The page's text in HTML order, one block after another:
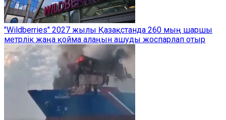
"Wildberries" 2027 жылы Қазақстанда 260 мың шаршы
метрлік жаңа қойма алаңын ашуды жоспарлап отыр